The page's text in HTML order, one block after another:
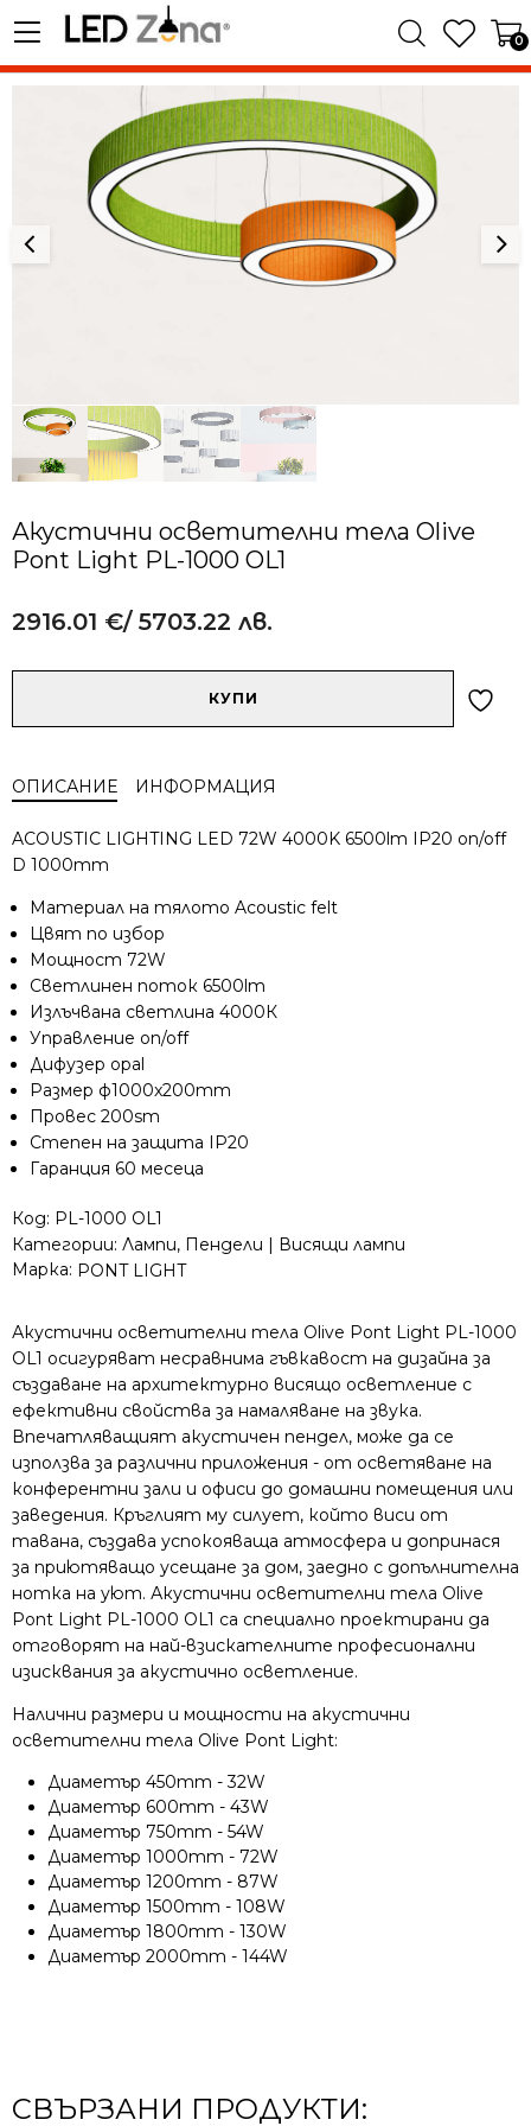
0
Акустични осветителни тела Olive
Pont Light PL-1000 OL1
2916.01 €/ 5703.22 лв.
тела
Pont
Light
1000
OL1
КУПИ
ОПИСАНИЕ ИНФОРМАЦИЯ
ACOUSTIC LIGHTING LED 72W 4000K 6500lm IP20 on/off
D 1000mm
Материал на тялото Acoustic felt
Цвят по избор
Мощност 72W
Светлинен поток 6500lm
Излъчвана светлина 4000К
Управление on/off
Дифузер opal
Размер ф1000x200mm
Провес 200sm
Степен на защита IP20
Гаранция 60 месеца
Код: PL-1000 OL1
Категории: Лампи, Пендели | Висящи лампи
Марка: PONT LIGHT
Акустични осветителни тела Olive Pont Light PL-1000
OL1 осигуряват несравнима гъвкавост на дизайна за
създаване на архитектурно висящо осветление с
ефективни свойства за намаляване на звука.
Впечатляващият акустичен пендел, може да се
използва за различни приложения - от осветяване на
конферентни зали и офиси до домашни помещения или
заведения. Кръглият му силует, който виси от
тавана, създава успокояваща атмосфера и допринася
за приютяващо усещане за дом, заедно с допълнителна
нотка на уют. Акустични осветителни тела Olive
Pont Light PL-1000 OL1 са специално проектирани да
отговорят на най-взискателните професионални
изисквания за акустично осветление.
Налични размери и мощности на акустични
осветителни тела Olive Pont Light:
Диаметър 450mm - 32W
Диаметър 600mm - 43W
Диаметър 750mm - 54W
Диаметър 1000mm - 72W
Диаметър 1200mm - 87W
Диаметър 1500mm - 108W
Диаметър 1800mm - 130W
Диаметър 2000mm - 144W
СВЪРЗАНИ ПРОДУКТИ: